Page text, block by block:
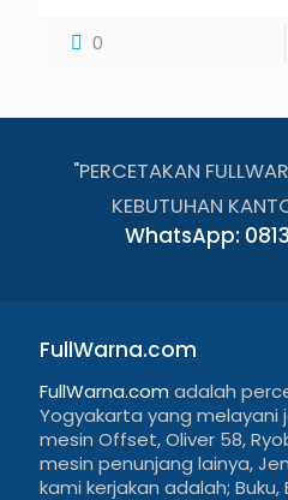
0
"PERCETAKAN
KEBUTUHAN
WhatsApp:
FullWarna.com
FullWarna.com adalah
Yogyakarta yang melayani
mesin Offset, Oliver 58,
mesin penunjang lainya,
kami kerjakan adalah; Buku,